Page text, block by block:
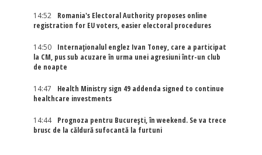
14:52
Romania's Electoral Authority proposes online
registration for EU voters, easier electoral procedures
14:50
Internaţionalul englez Ivan Toney, care a participat
la CM, pus sub acuzare în urma unei agresiuni într-un club
de noapte
14:47
Health Ministry sign 49 addenda signed to continue
healthcare investments
14:44
Prognoza pentru București, în weekend. Se va trece
brusc de la căldură sufocantă la furtuni